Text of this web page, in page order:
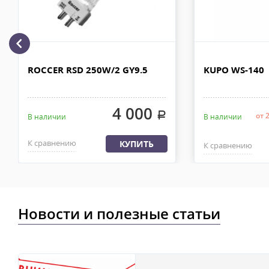
Доставка по Москве, МО и России - EMS ПОЧТА РОССИИ
Отправку заказа курьерской службой EMS осуществляем из
ROCCER RSD 250W/2 GY9.5
В наличии 4 000 .
К сравнению КУПИТЬ
KUPO WS-140
В наличии от
К сравнению
Новости и полезные статьи